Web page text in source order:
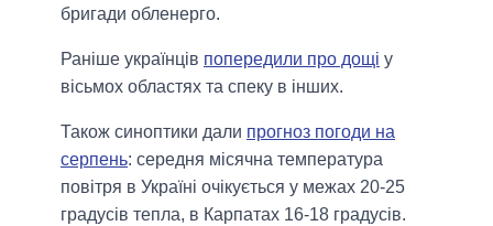
бригади обленерго.
Раніше українців попередили про дощі у
вісьмох областях та спеку в інших.
Також синоптики дали прогноз погоди на
серпень: середня місячна температура
повітря в Україні очікується у межах 20-25
градусів тепла, в Карпатах 16-18 градусів.